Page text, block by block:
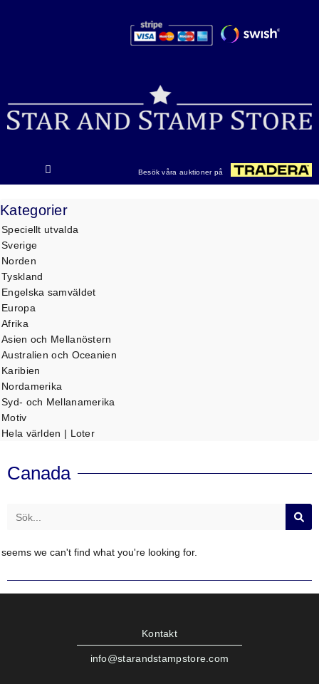
Besök våra auktioner på
Kategorier
Speciellt utvalda
Sverige
Norden
Tyskland
Engelska samväldet
Europa
Afrika
Asien och Mellanöstern
Australien och Oceanien
Karibien
Nordamerika
Syd- och Mellanamerika
Motiv
Hela världen | Loter
Canada
Sök
we can't find what you're looking for.
Kontakt
info@starandstampstore.com